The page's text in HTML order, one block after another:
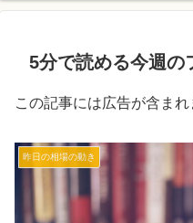
5分で読める今週の
この記事には広告が含まれ
昨日の相場の動き